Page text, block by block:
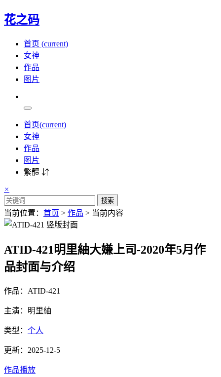
花之码
首页 (current)
女神
作品
图片
首页(current)
女神
作品
图片
繁體 ⇵
×
搜索
当前位置： 首页 > 作品 > 当前内容
ATID-421明里紬大嫌上司-2020年5月作
品封面与介绍
作品：ATID-421
主演：明里紬
类型： 个人
更新：2025-12-5
作品播放